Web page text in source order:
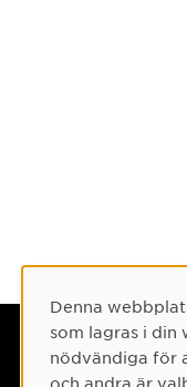
Cookie-
Denna
som lagras i din
nödvändiga för
och andra är